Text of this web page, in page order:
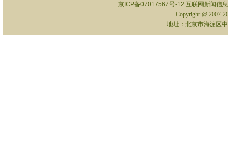
京ICP备07017567号-12 互联网新闻信
Copyright @ 2007-
地址：北京市海淀区